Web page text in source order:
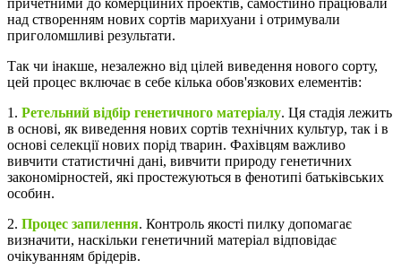
причетними до комерційних проектів, самостійно працювали
над створенням нових сортів марихуани і отримували
приголомшливі результати.
Так чи інакше, незалежно від цілей виведення нового сорту,
цей процес включає в себе кілька обов'язкових елементів:
1. Ретельний відбір генетичного матеріалу. Ця стадія лежить
в основі, як виведення нових сортів технічних культур, так і в
основі селекції нових порід тварин. Фахівцям важливо
вивчити статистичні дані, вивчити природу генетичних
закономірностей, які простежуються в фенотипі батьківських
особин.
2. Процес запилення. Контроль якості пилку допомагає
визначити, наскільки генетичний матеріал відповідає
очікуванням брідерів.